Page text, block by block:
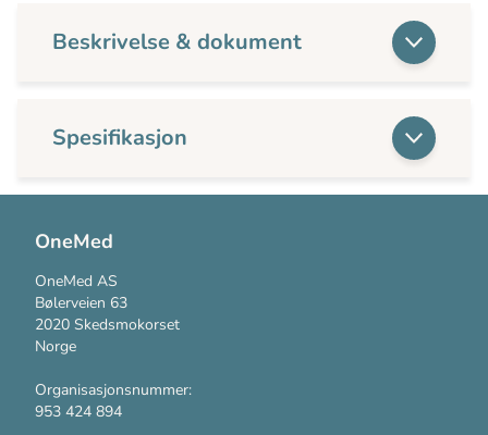
Beskrivelse & dokument
Spesifikasjon
OneMed
OneMed AS
Bølerveien 63
2020 Skedsmokorset
Norge
Organisasjonsnummer:
953 424 894